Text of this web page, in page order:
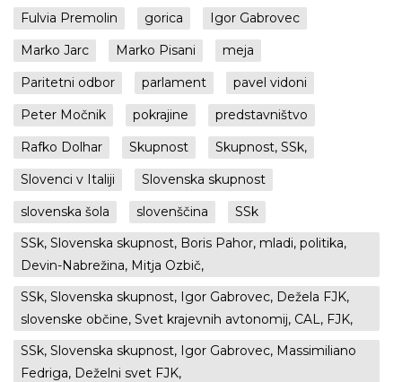
Fulvia Premolin
gorica
Igor Gabrovec
Marko Jarc
Marko Pisani
meja
Paritetni odbor
parlament
pavel vidoni
Peter Močnik
pokrajine
predstavništvo
Rafko Dolhar
Skupnost
Skupnost, SSk,
Slovenci v Italiji
Slovenska skupnost
slovenska šola
slovenščina
SSk
SSk, Slovenska skupnost, Boris Pahor, mladi, politika,
Devin-Nabrežina, Mitja Ozbič,
SSk, Slovenska skupnost, Igor Gabrovec, Dežela FJK,
slovenske občine, Svet krajevnih avtonomij, CAL, FJK,
SSk, Slovenska skupnost, Igor Gabrovec, Massimiliano
Fedriga, Deželni svet FJK,